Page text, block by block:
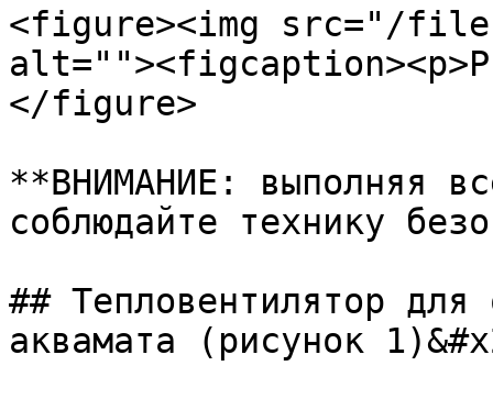
<figure><img src="/files/
</figure>
**ВНИМАНИЕ: выполняя
соблюдайте технику
## Тепловентилятор для
аквамата (рисунок